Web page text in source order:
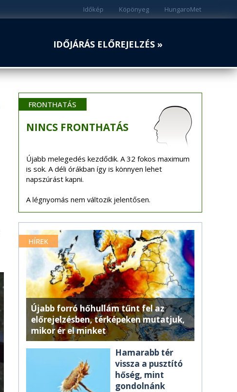
HungaroMet
Köpönyeg
Időkép
IDŐJÁRÁS ELŐREJELZÉS »
FRONTHATÁS
NINCS FRONTHATÁS
Újabb melegedés kezdődik. A 32 fokos maximum
is sok. A déli órákban így is könnyen lehet
napszúrást kapni.
A légnyomás nem változik jelentősen.
HÍREK
Újabb forró hőhullám tűnt fel az
előrejelzésben, térképeken mutatjuk,
mikor ér el minket
Hamarabb tér
vissza a pusztító
hőség, mint
gondolnánk